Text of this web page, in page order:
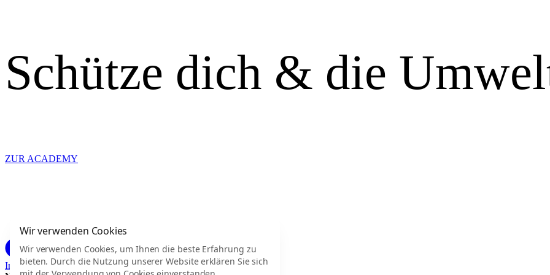
Schütze dich & die
ZUR ACADEMY
Impressum DatenschutzHaftungsausschlussBarrierefreiheit
Wir verwenden Cookies
Wir verwenden Cookies, um Ihnen die beste Erfahrung zu
bieten. Durch die Nutzung unserer Website erklären Sie sich